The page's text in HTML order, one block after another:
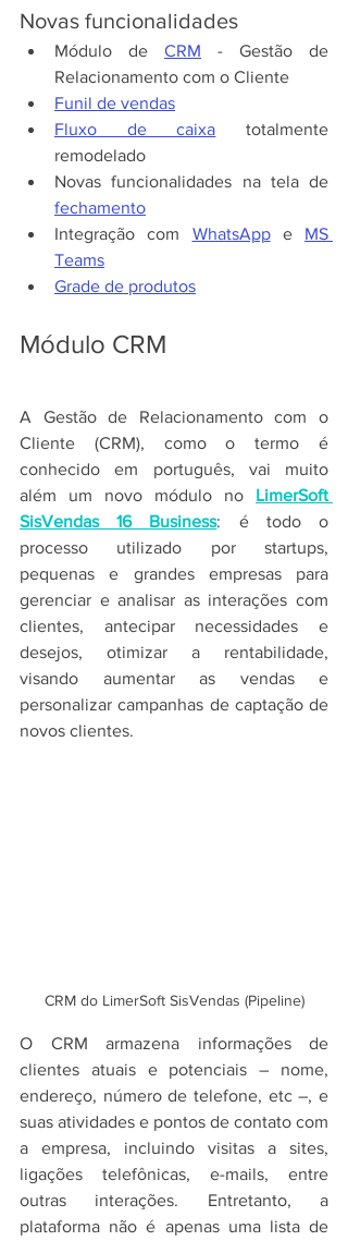
Novas funcionalidades
Módulo de CRM - Gestão de
Relacionamento com o Cliente
Funil de vendas
Fluxo de caixa totalmente
remodelado
fechamento
Integração com WhatsApp e MS
Teams
Grade de produtos
Módulo CRM
A Gestão de Relacionamento com o
Cliente (CRM), como o termo é
conhecido em português, vai muito
além um novo módulo no LimerSoft
SisVendas 16 Business: é todo o
processo utilizado por startups,
pequenas e grandes empresas para
gerenciar e analisar as interações com
clientes, antecipar necessidades e
desejos, otimizar a rentabilidade,
visando aumentar as vendas e
personalizar campanhas de captação de
novos clientes.
CRM do LimerSoft SisVendas (Pipeline)
O CRM armazena informações de
clientes atuais e potenciais – nome,
endereço, número de telefone, etc –, e
suas atividades e pontos de contato com
a empresa, incluindo visitas a sites,
ligações telefônicas, e-mails, entre
outras interações. Entretanto, a
plataforma não é apenas uma lista de